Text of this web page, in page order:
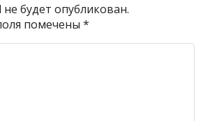
будет опубликован.
помечены*